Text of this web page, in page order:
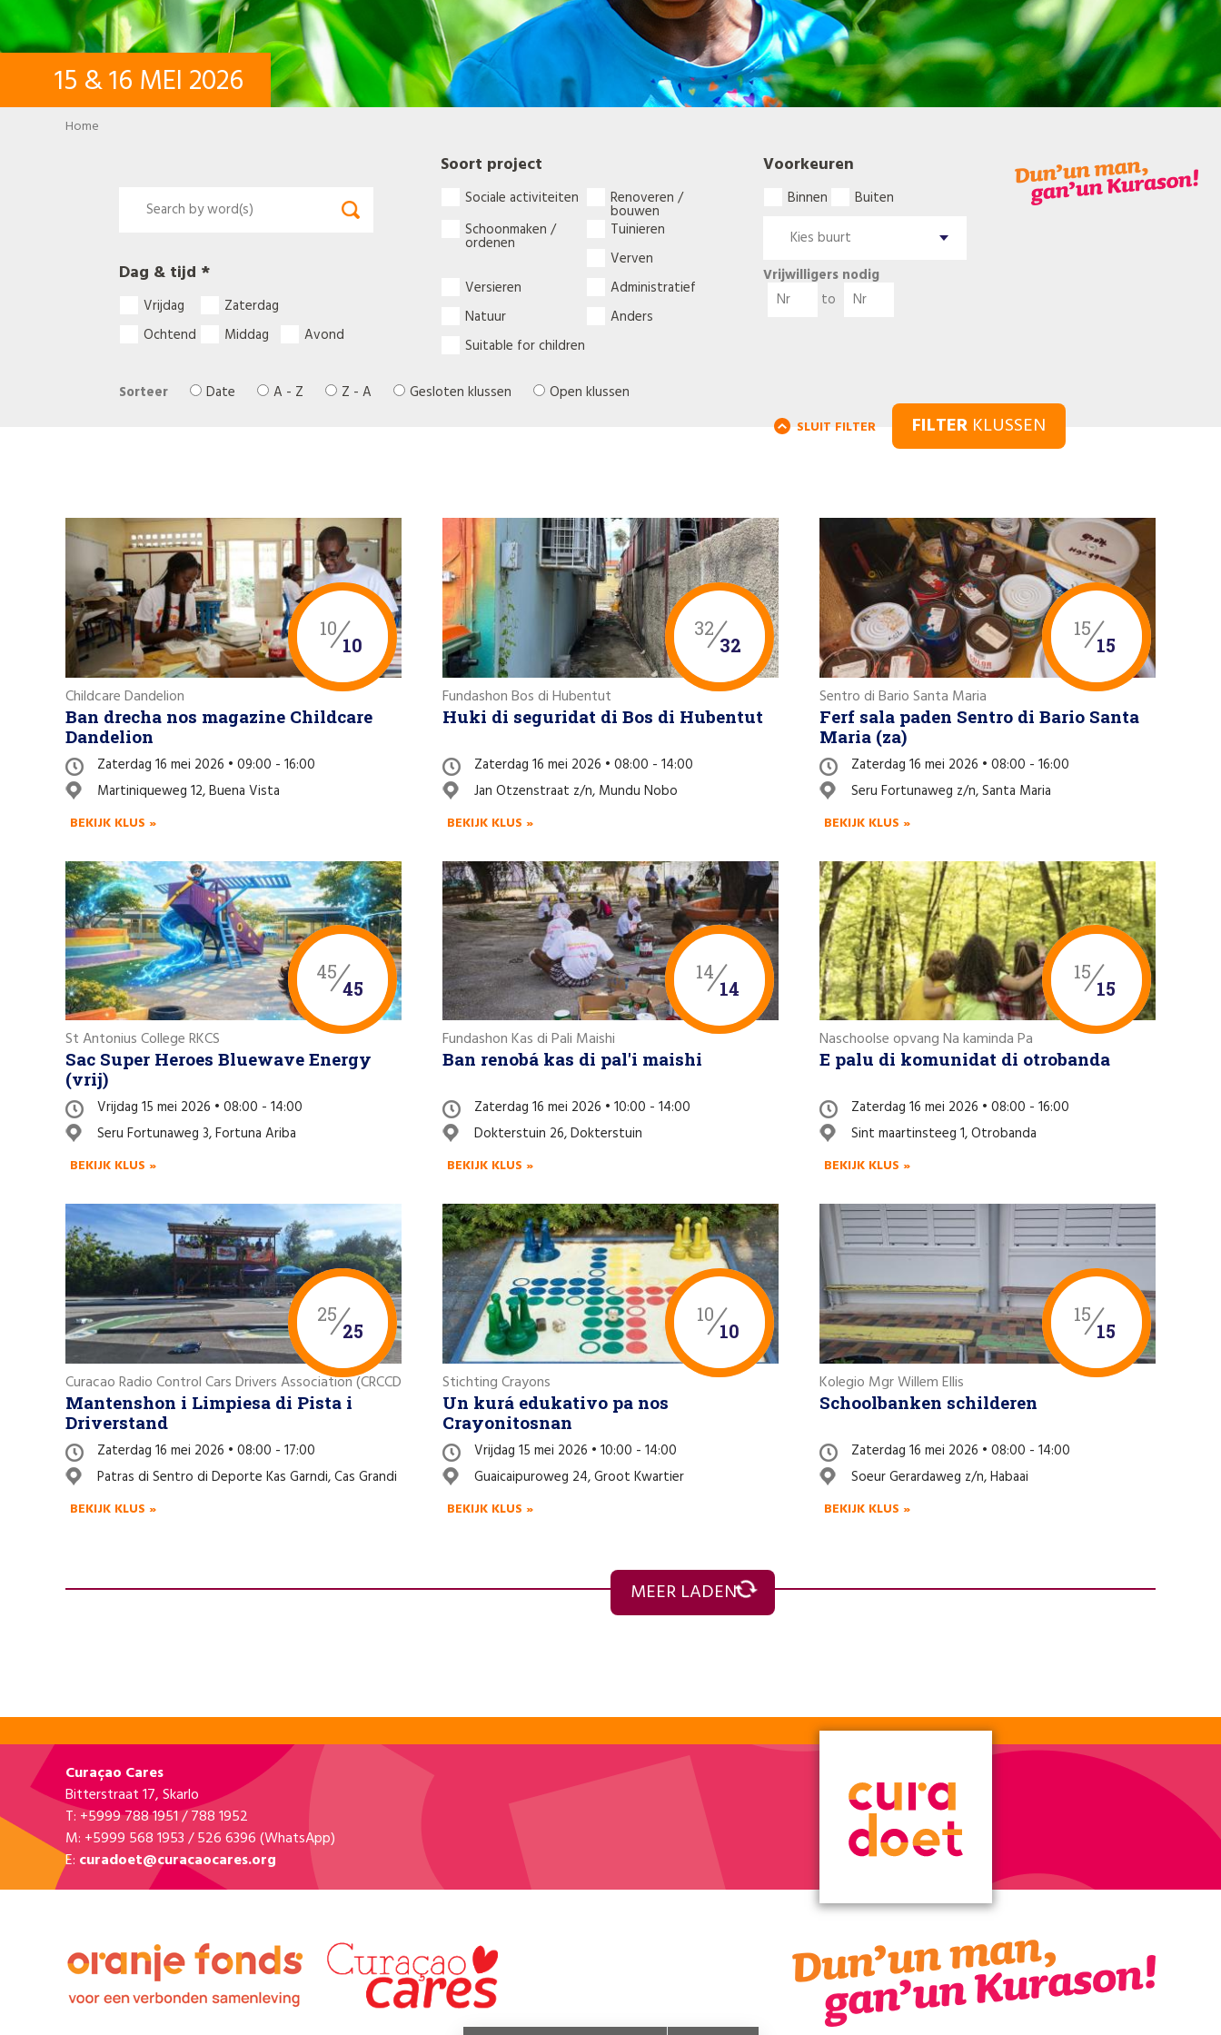
15 &16 MEI 2026
Breadcrumb
Home
SLUIT FILTER FILTER KLUSSEN
Dag & tijd *
Vrijdag
Zaterdag
Ochtend
Middag Avond
Soort project
Sociale activiteiten Renoveren /
bouwen
Schoonmaken /
ordenen
Tuinieren
Verven
Versieren
Administratief
Natuur
Anders
Suitable for children
Voorkeuren
Binnen Buiten
Vrijwilligers nodig
to
Sorteer Date A - Z Z - A Gesloten klussen Open klussen
10
10
Childcare Dandelion
Ban drecha nos magazine Childcare
Dandelion
Zaterdag 16 mei 2026 • 09:00 - 16:00
Martiniqueweg 12, Buena Vista
BEKIJK KLUS »
32
32
Fundashon Bos di Hubentut
Huki di seguridat di Bos di Hubentut
Zaterdag 16 mei 2026 • 08:00 - 14:00
Jan Otzenstraat z/n, Mundu Nobo
BEKIJK KLUS »
15
15
Sentro di Bario Santa Maria
Ferf sala paden Sentro di Bario Santa
Maria (za)
Zaterdag 16 mei 2026 • 08:00 - 16:00
Seru Fortunaweg z/n, Santa Maria
BEKIJK KLUS »
45
45
St Antonius College RKCS
Sac Super Heroes Bluewave Energy
(vrij)
Vrijdag 15 mei 2026 • 08:00 - 14:00
Seru Fortunaweg 3, Fortuna Ariba
BEKIJK KLUS »
14
14
Fundashon Kas di Pali Maishi
Ban renobá kas di pal'i maishi
Zaterdag 16 mei 2026 • 10:00 - 14:00
Dokterstuin 26, Dokterstuin
BEKIJK KLUS »
15
15
Naschoolse opvang Na kaminda Pa
E palu di komunidat di otrobanda
Zaterdag 16 mei 2026 • 08:00 - 16:00
Sint maartinsteeg 1, Otrobanda
BEKIJK KLUS »
25
25
Curacao Radio Control Cars Drivers Association (CRCCDA)
Mantenshon i Limpiesa di Pista i
Driverstand
Zaterdag 16 mei 2026 • 08:00 - 17:00
Patras di Sentro di Deporte Kas Garndi, Cas Grandi
BEKIJK KLUS »
10
10
Stichting Crayons
Un kurá edukativo pa nos
Crayonitosnan
Vrijdag 15 mei 2026 • 10:00 - 14:00
Guaicaipuroweg 24, Groot Kwartier
BEKIJK KLUS »
15
15
Kolegio Mgr Willem Ellis
Schoolbanken schilderen
Zaterdag 16 mei 2026 • 08:00 - 14:00
Soeur Gerardaweg z/n, Habaai
BEKIJK KLUS »
Di paseo ku Epedisam
Vrijdag 15 mei 2026 • 08:00 - 15:00
Rooi santu 408 - Lapa Lapa Papito, Rooi Santu
BEKIJK KLUS »
Opknappen en verven van lokalen en
Vrijdag 15 mei 2026 • 08:00 - 14:00
Elmesstraat z/n, Steenrijk
BEKIJK KLUS »
Fundashon Kolorido
Kolorido rise and shine
Zaterdag 16 mei 2026 • 08:00 - 13:00
Dokweg z/n - Loods 8, Nieuwe Haven
BEKIJK KLUS »
12